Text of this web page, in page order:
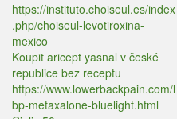
https://instituto.choiseul.es/index
.php/choiseul-levotiroxina-
mexico
Koupit aricept yasnal v české
republice bez receptu
https://www.lowerbackpain.com/l
bp-metaxalone-bluelight.html